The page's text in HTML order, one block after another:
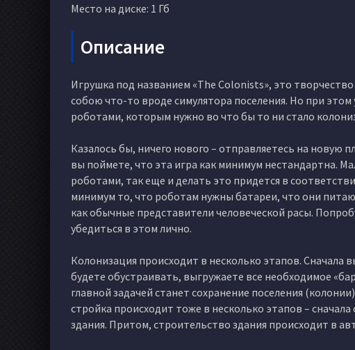
Место на диске: 1 Гб
Описание
Игрушка под названием «The Colonists», это
собою что-то вроде симулятора поселения. Но при
роботами, которым нужно во что бы то ни стало
Казалось бы, ничего нового – отправляетесь на новую
вы поймете, что эта игра как минимум нестандартна.
роботами, так еще и делать это придется в
минимум то, что роботам нужны батареи, что они
как обычные представители человеческой расы.
убедиться в этом лично.
Колонизация происходит в несколько этапов.
будете обустраивать, выгружаете все необходимое
главной задачей станет сохранение поселения
стройка происходит тоже в несколько этапов –
здания. Притом, строительство здания происходит в